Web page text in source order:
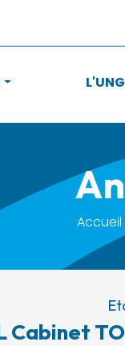
Accueil
Cabinet